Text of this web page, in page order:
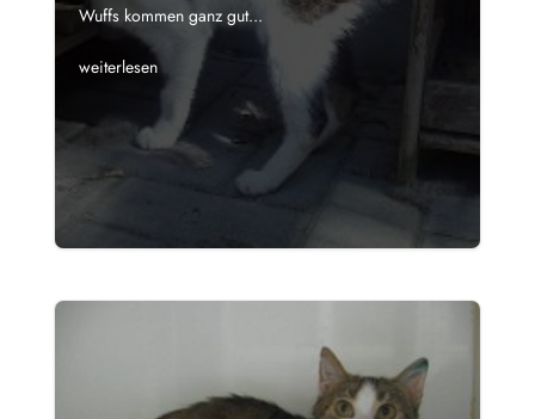
Wuffs kommen ganz gut...
weiterlesen